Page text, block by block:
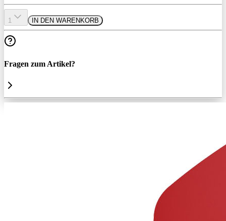
1 IN DEN WARENKORB
Fragen zum Artikel?